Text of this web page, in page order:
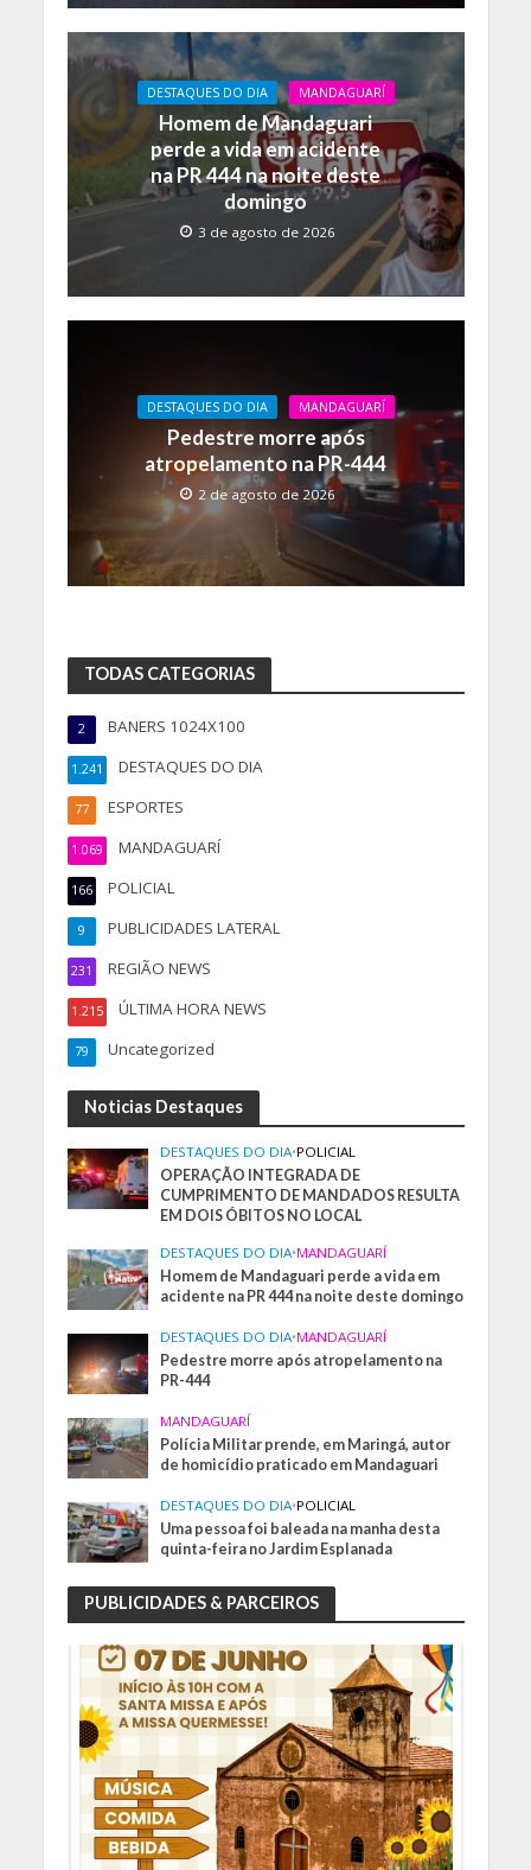
DESTAQUES DO DIA MANDAGUARÍ
Homem de Mandaguari
perde a vida em acidente
na PR 444 na noite deste
domingo
3 de agosto de 2026
DESTAQUES DO DIA MANDAGUARÍ
Pedestre morre após
atropelamento na PR-444
2 de agosto de 2026
TODAS CATEGORIAS
BANERS 1024X100
2
DESTAQUES DO DIA
1.241
ESPORTES
77
MANDAGUARÍ
1.069
POLICIAL
166
PUBLICIDADES LATERAL
9
REGIÃO NEWS
231
ÚLTIMA HORA NEWS
1.215
Uncategorized
79
Noticias Destaques
DESTAQUES DO DIA•POLICIAL
OPERAÇÃO INTEGRADA DE
CUMPRIMENTO DE MANDADOS RESULTA
EM DOIS ÓBITOS NO LOCAL
DESTAQUES DO DIA•MANDAGUARÍ
Homem de Mandaguari perde a vida em
acidente na PR 444 na noite deste domingo
DESTAQUES DO DIA•MANDAGUARÍ
Pedestre morre após atropelamento na
PR-444
MANDAGUARÍ
Polícia Militar prende, em Maringá, autor
de homicídio praticado em Mandaguari
DESTAQUES DO DIA•POLICIAL
Uma pessoa foi baleada na manha desta
quinta-feira no Jardim Esplanada
PUBLICIDADES & PARCEIROS